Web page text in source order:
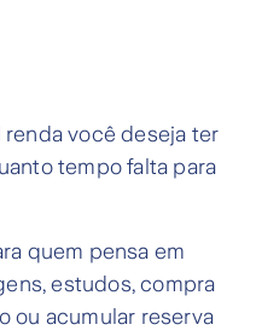
você deseja ter
tempo falta para
quem pensa em
estudos, compra
ou acumular reserva